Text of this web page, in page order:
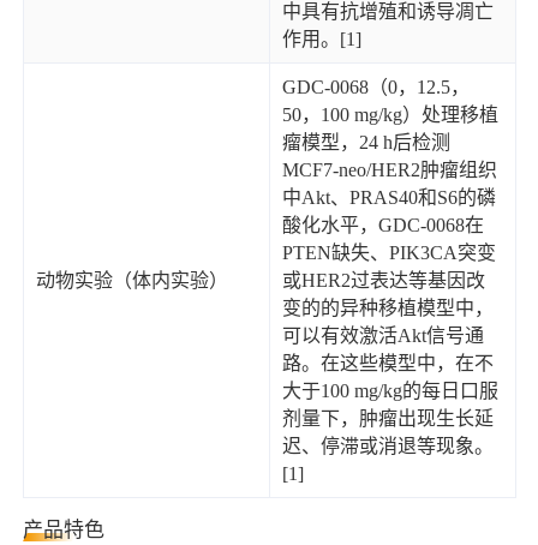
中具有抗增殖和诱导凋亡
作用。[1]
动物实验（体内实验）
GDC-0068（0，12.5，
50，100 mg/kg）处理移植
瘤模型，24 h后检测
MCF7-neo/HER2肿瘤组织
中Akt、PRAS40和S6的磷
酸化水平，GDC-0068在
PTEN缺失、PIK3CA突变
或HER2过表达等基因改
变的的异种移植模型中，
可以有效激活Akt信号通
路。在这些模型中，在不
大于100 mg/kg的每日口服
剂量下，肿瘤出现生长延
迟、停滞或消退等现象。
[1]
产品特色